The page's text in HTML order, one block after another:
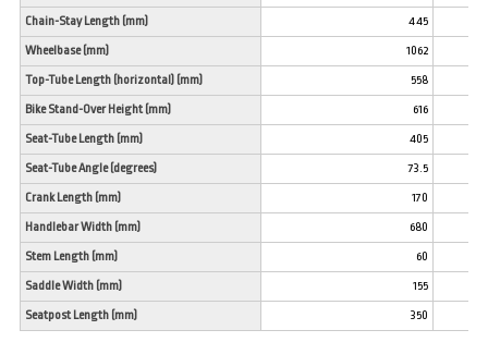
Chain-Stay Length (mm) 445
Wheelbase (mm) 1062
Top-Tube Length (horizontal) (mm) 558
Bike Stand-Over Height (mm) 616
Seat-Tube Length (mm) 405
Seat-Tube Angle (degrees) 73.5
Crank Length (mm) 170
Handlebar Width (mm) 680
Stem Length (mm) 60
Saddle Width (mm) 155
Seatpost Length (mm) 350